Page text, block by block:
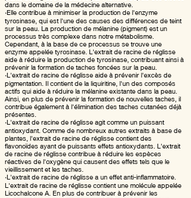
dans le domaine de la médecine alternative.
•Elle contribue à minimiser la production de l'enzyme
tyrosinase, qui est l'une des causes des différences de teint
sur la peau. La production de mélanine (pigment) est un
processus très complexe dans notre métabolisme.
Cependant, à la base de ce processus se trouve une
enzyme appelée tyrosinase. L'extrait de racine de réglisse
aide à réduire la production de tyrosinase, contribuant ainsi à
prévenir la formation de taches foncées sur la peau.
•L'extrait de racine de réglisse aide à prévenir l'excès de
pigmentation. Il contient de la liquiritine, l'un des composés
actifs qui aide à réduire la mélanine existante dans la peau.
Ainsi, en plus de prévenir la formation de nouvelles taches, il
contribue également à l'élimination des taches cutanées déjà
présentes.
•L'extrait de racine de réglisse agit comme un puissant
antioxydant. Comme de nombreux autres extraits à base de
plantes, l'extrait de racine de réglisse contient des
flavonoïdes ayant de puissants effets antioxydants. L'extrait
de racine de réglisse contribue à réduire les espèces
réactives de l'oxygène qui causent des effets tels que le
vieillissement et les taches.
•L'extrait de racine de réglisse a un effet anti-inflammatoire.
L'extrait de racine de réglisse contient une molécule appelée
Licochalcone A. En plus de contribuer à prévenir les